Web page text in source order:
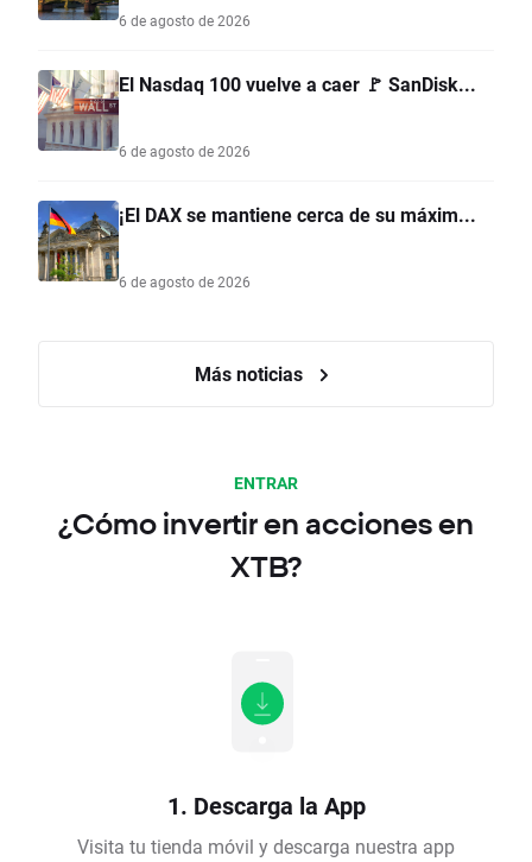
6 de agosto de 2026
El Nasdaq 100 vuelve a caer 🚩 SanDisk...
6 de agosto de 2026
¡El DAX se mantiene cerca de su máxim...
6 de agosto de 2026
Más noticias
ENTRAR
¿Cómo invertir en acciones en
XTB?
1. Descarga la App
Visita tu tienda móvil y descarga nuestra app